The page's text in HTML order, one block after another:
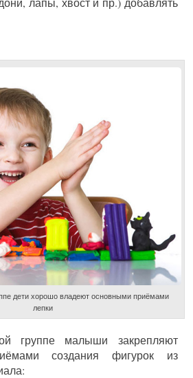
дети хорошо владеют основными приёмами
лепки
группе малыши закрепляют
создания фигурок из